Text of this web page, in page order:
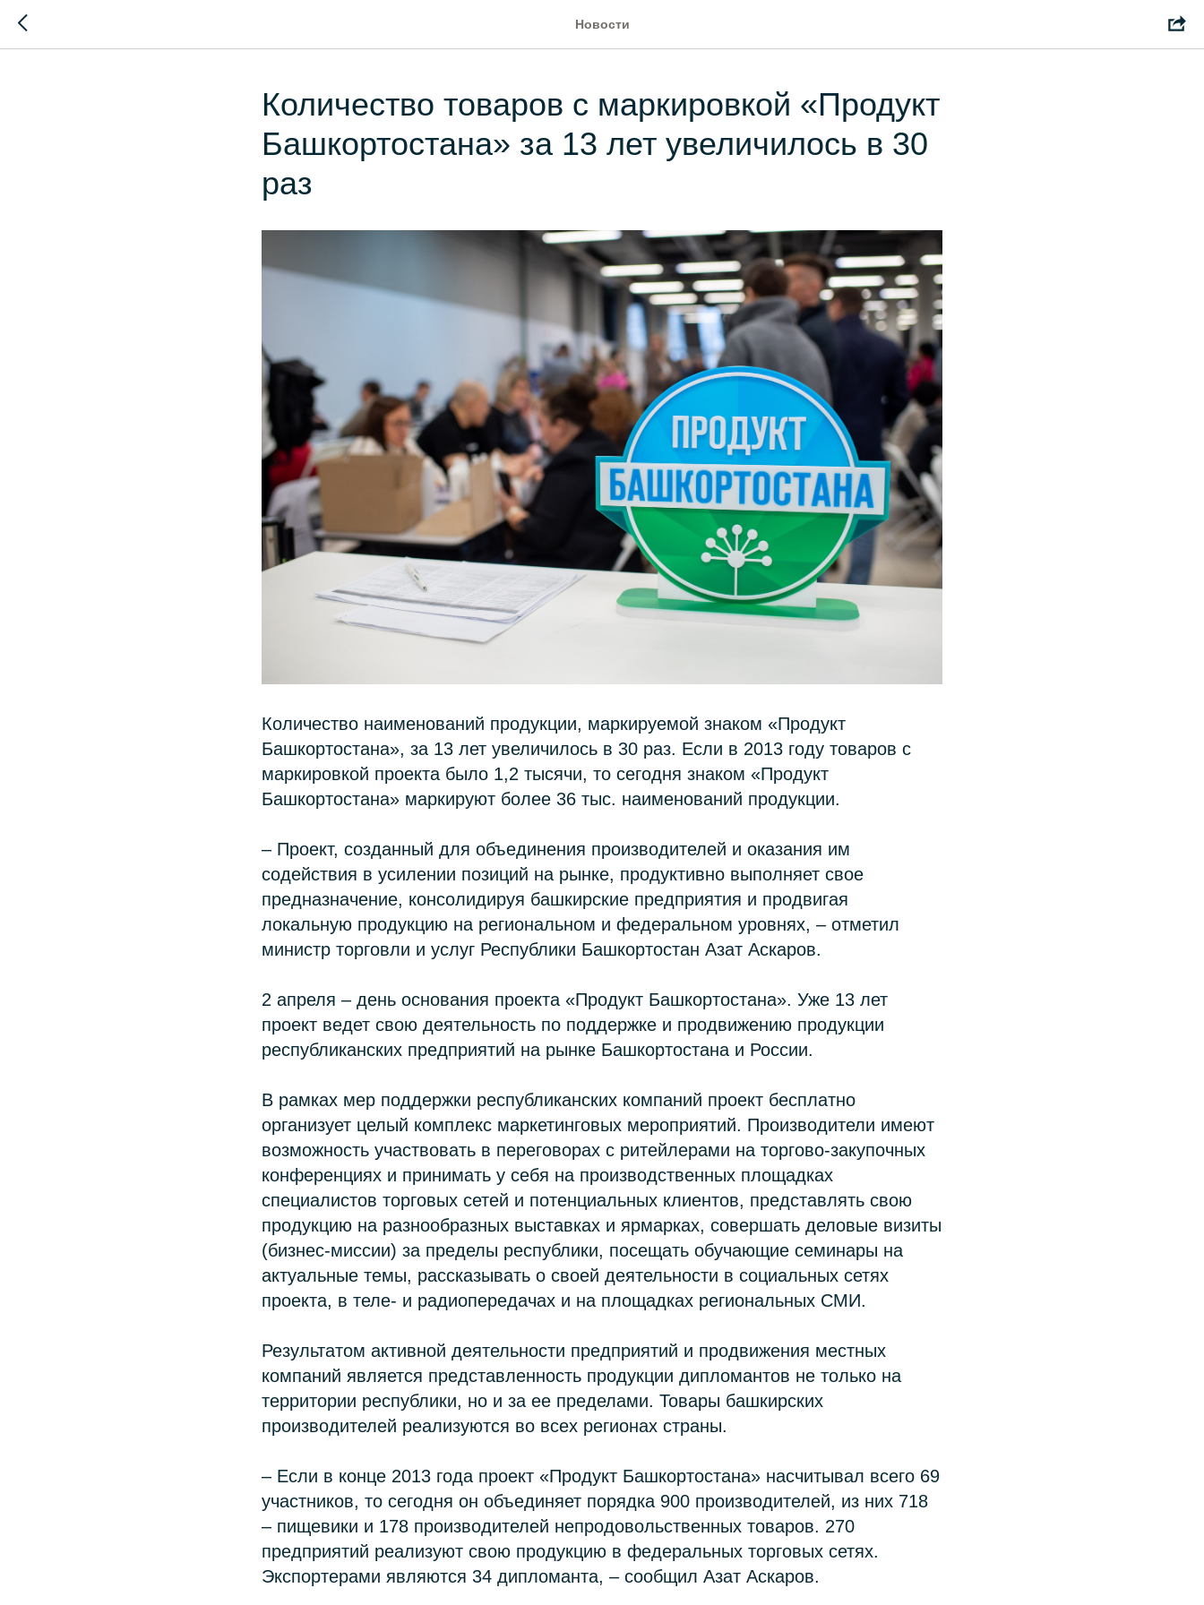
Новости
Количество товаров с маркировкой «Продукт
Башкортостана» за 13 лет увеличилось в 30
раз
Количество наименований продукции, маркируемой знаком «Продукт
Башкортостана», за 13 лет увеличилось в 30 раз. Если в 2013 году товаров с
маркировкой проекта было 1,2 тысячи, то сегодня знаком «Продукт
Башкортостана» маркируют более 36 тыс. наименований продукции.
– Проект, созданный для объединения производителей и оказания им
содействия в усилении позиций на рынке, продуктивно выполняет свое
предназначение, консолидируя башкирские предприятия и продвигая
локальную продукцию на региональном и федеральном уровнях, – отметил
министр торговли и услуг Республики Башкортостан Азат Аскаров.
2 апреля – день основания проекта «Продукт Башкортостана». Уже 13 лет
проект ведет свою деятельность по поддержке и продвижению продукции
республиканских предприятий на рынке Башкортостана и России.
В рамках мер поддержки республиканских компаний проект бесплатно
организует целый комплекс маркетинговых мероприятий. Производители имеют
возможность участвовать в переговорах с ритейлерами на торгово-закупочных
конференциях и принимать у себя на производственных площадках
специалистов торговых сетей и потенциальных клиентов, представлять свою
продукцию на разнообразных выставках и ярмарках, совершать деловые визиты
(бизнес-миссии) за пределы республики, посещать обучающие семинары на
актуальные темы, рассказывать о своей деятельности в социальных сетях
проекта, в теле- и радиопередачах и на площадках региональных СМИ.
Результатом активной деятельности предприятий и продвижения местных
компаний является представленность продукции дипломантов не только на
территории республики, но и за ее пределами. Товары башкирских
производителей реализуются во всех регионах страны.
– Если в конце 2013 года проект «Продукт Башкортостана» насчитывал всего 69
участников, то сегодня он объединяет порядка 900 производителей, из них 718
– пищевики и 178 производителей непродовольственных товаров. 270
предприятий реализуют свою продукцию в федеральных торговых сетях.
Экспортерами являются 34 дипломанта, – сообщил Азат Аскаров.